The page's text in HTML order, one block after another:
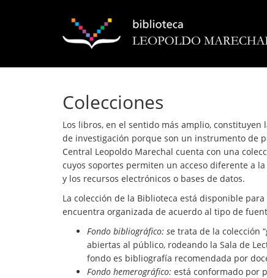
Colecciones
Los libros, en el sentido más amplio,
de investigación porque son un instrumento de
Central Leopoldo Marechal cuenta con una
cuyos soportes permiten un acceso diferente a
y los recursos electrónicos o bases de datos.
La colección de la Biblioteca está disponible
encuentra organizada de acuerdo al tipo de
Fondo bibliográfico: se trata de la colección
abiertas al público, rodeando la Sala de
fondo es bibliografía recomendada por
Fondo hemerográfico: está conformado por